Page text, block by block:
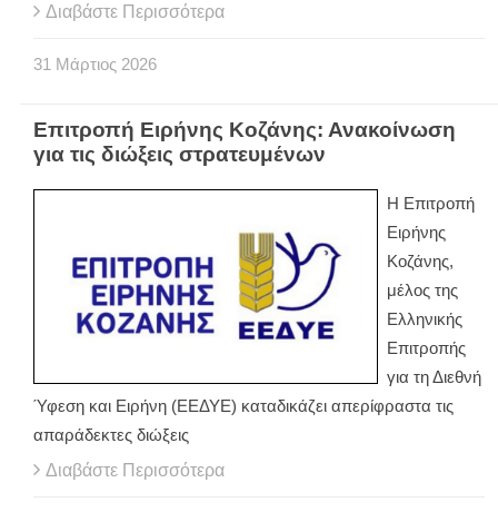
Διαβάστε Περισσότερα
31 Μάρτιος 2026
Επιτροπή Ειρήνης Κοζάνης: Ανακοίνωση
για τις διώξεις στρατευμένων
Η Επιτροπή
Ειρήνης
Κοζάνης,
μέλος της
Ελληνικής
Επιτροπής
για τη Διεθνή
Ύφεση και Ειρήνη (ΕΕΔΥΕ) καταδικάζει απερίφραστα τις
απαράδεκτες διώξεις
Διαβάστε Περισσότερα